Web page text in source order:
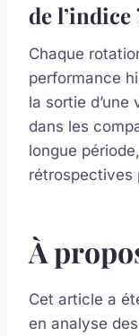
de l’indice
Chaque
performance
la sortie
dans les
longue
rétrospectives
À
Cet article a
en analyse